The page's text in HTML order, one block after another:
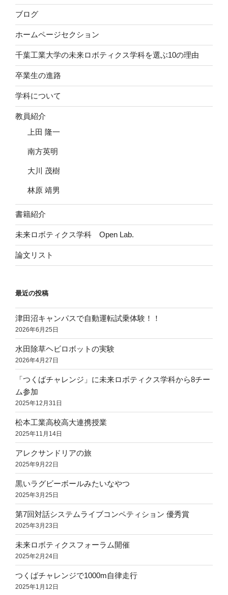
ブログ
ホームページセクション
千葉工業大学の未来ロボティクス学科を選ぶ10の理由
卒業生の進路
学科について
教員紹介
上田 隆一
南方英明
大川 茂樹
林原 靖男
書籍紹介
未来ロボティクス学科 Open Lab.
論文リスト
最近の投稿
津田沼キャンパスで自動運転試乗体験！！
2026年6月25日
水田除草ヘビロボットの実験
2026年4月27日
「つくばチャレンジ」に未来ロボティクス学科から8チー
ム参加
2025年12月31日
松本工業高校高大連携授業
2025年11月14日
アレクサンドリアの旅
2025年9月22日
黒いラグビーボールみたいなやつ
2025年3月25日
第7回対話システムライブコンペティション 優秀賞
2025年3月23日
未来ロボティクスフォーラム開催
2025年2月24日
つくばチャレンジで1000m自律走行
2025年1月12日